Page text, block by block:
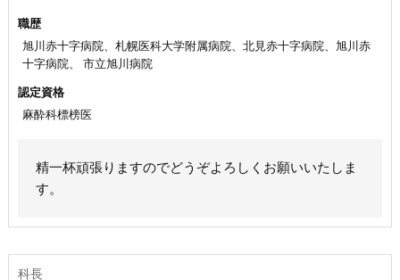
職歴
旭川赤十字病院、札幌医科大学附属病院、北見赤十字病院、旭川赤
十字病院、 市立旭川病院
認定資格
麻酔科標榜医
精一杯頑張りますのでどうぞよろしくお願いいたしま
す。
科長